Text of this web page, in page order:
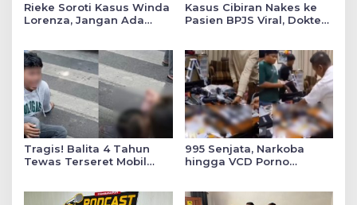
Rieke Soroti Kasus Winda
Lorenza, Jangan Ada
Kasus Cibiran Nakes ke
Pasien BPJS Viral, Dokter
Emosi
Tragis! Balita 4 Tahun
Tewas Terseret Mobil
995 Senjata, Narkoba
hingga VCD Porno
Ini Faktanya!